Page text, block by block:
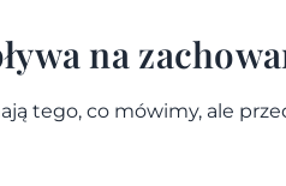
na
tego, co mówimy, ale